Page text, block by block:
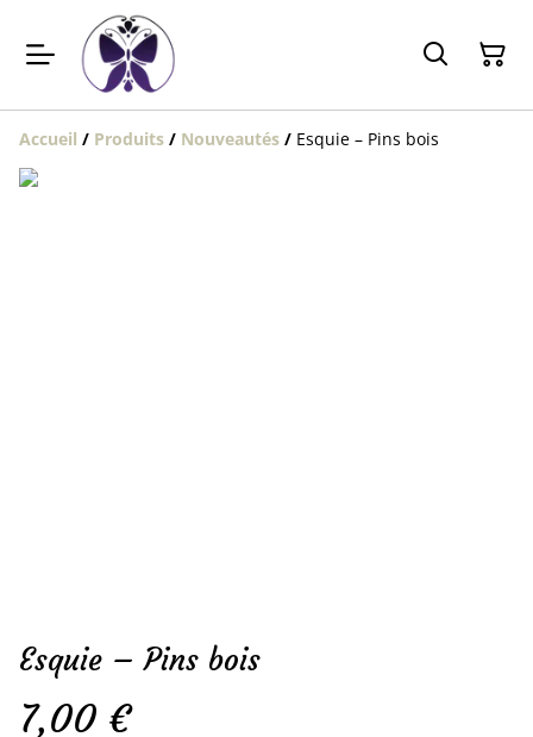
Accueil / Produits / Nouveautés / Esquie – Pins bois
Esquie – Pins bois
7,00 €